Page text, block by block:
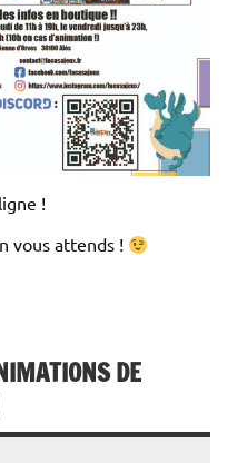
!
vous attends !
DE